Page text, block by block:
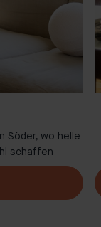
Söder, wo helle
schaffen